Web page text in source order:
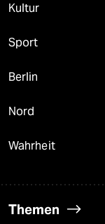
Kultur
Sport
Berlin
Nord
Wahrheit
Themen